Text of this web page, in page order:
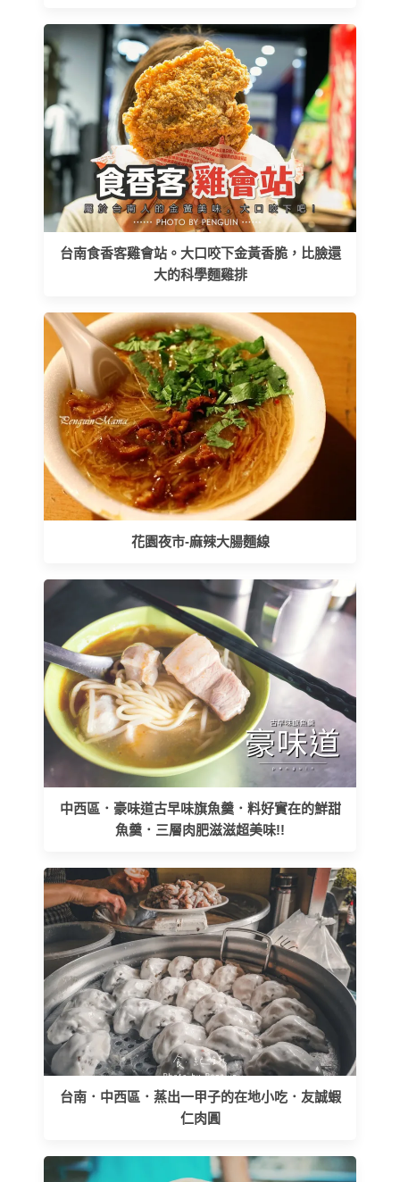
台南食香客雞會站。大口咬下金黃香脆，比臉還
大的科學麵雞排
花園夜市-麻辣大腸麵線
中西區．豪味道古早味旗魚羹．料好實在的鮮甜
魚羹．三層肉肥滋滋超美味!!
台南．中西區．蒸出一甲子的在地小吃．友誠蝦
仁肉圓